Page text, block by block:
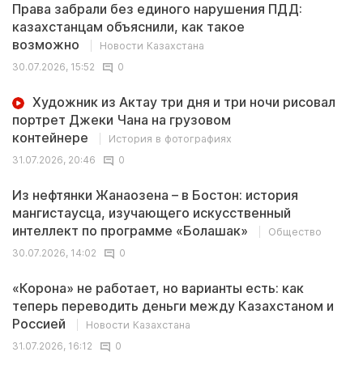
Права забрали без единого нарушения ПДД:
казахстанцам объяснили, как такое
возможно
Новости Казахстана
30.07.2026, 15:52
0
Художник из Актау три дня и три ночи рисовал
портрет Джеки Чана на грузовом
контейнере
История в фотографиях
31.07.2026, 20:46
0
Из нефтянки Жанаозена – в Бостон: история
мангистаусца, изучающего искусственный
интеллект по программе «Болашак»
Общество
30.07.2026, 14:02
0
«Корона» не работает, но варианты есть: как
теперь переводить деньги между Казахстаном и
Россией
Новости Казахстана
31.07.2026, 16:12
0